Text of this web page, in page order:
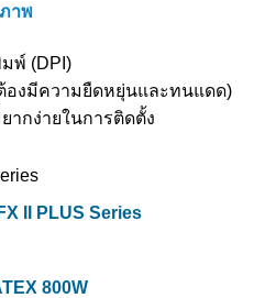
าพ
พ์ (DPI)
องมีความยืดหยุ่นและทนแดด)
กง่ายในการติดตั้ง
II PLUS Series
800W